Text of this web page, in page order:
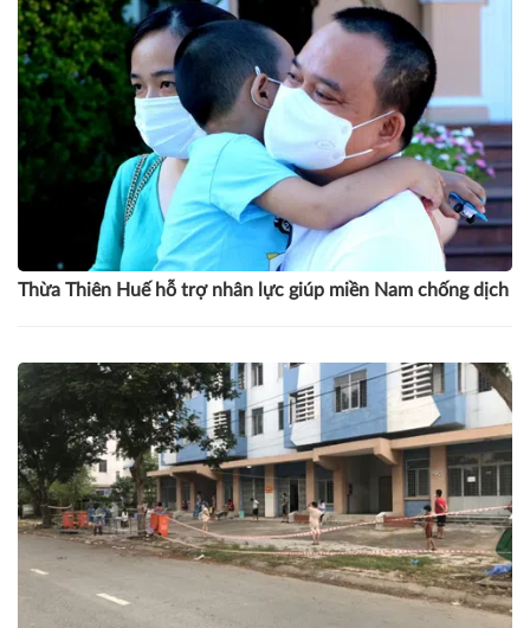
Thừa Thiên Huế hỗ trợ nhân lực giúp miền Nam chống dịch